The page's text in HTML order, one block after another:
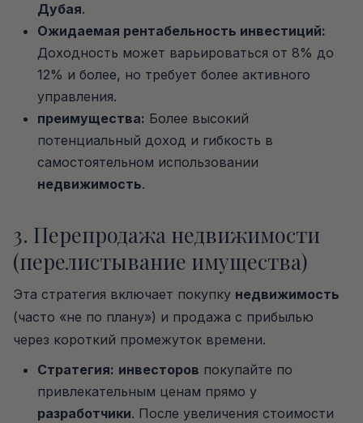
Дубая.
Ожидаемая рентабельность инвестиций:
Доходность может варьироваться от 8% до
12% и более, но требует более активного
управления.
преимущества: Более высокий
потенциальный доход и гибкость в
самостоятельном использовании
недвижимость.
3. Перепродажа недвижимости
(перелистывание имущества)
Эта стратегия включает покупку недвижимость
(часто «не по плану») и продажа с прибылью
через короткий промежуток времени.
Стратегия: инвесторов покупайте по
привлекательным ценам прямо у
разработчики. После увеличения стоимости